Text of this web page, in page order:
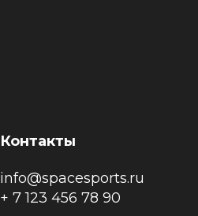
Контакты
info@spacesports.ru
+ 7 123 456 78 90